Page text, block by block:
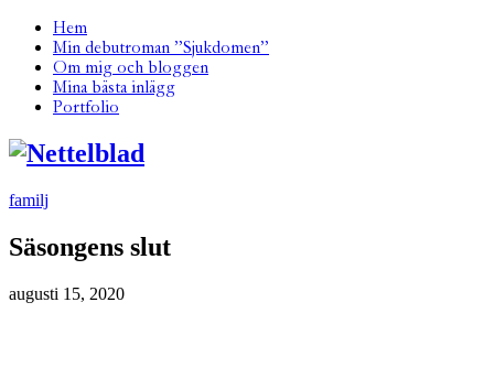
Hem
Min debutroman ”Sjukdomen”
Om mig och bloggen
Mina bästa inlägg
Portfolio
familj
Säsongens slut
augusti 15, 2020